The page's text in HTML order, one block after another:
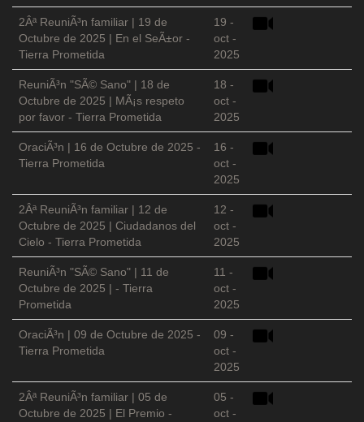
2Âª ReuniÃ³n familiar | 19 de
Octubre de 2025 | En el SeÃ±or -
Tierra Prometida
19 -
oct -
2025
ReuniÃ³n "SÃ© Sano" | 18 de
Octubre de 2025 | MÃ¡s respeto
por favor - Tierra Prometida
18 -
oct -
2025
OraciÃ³n | 16 de Octubre de 2025 -
Tierra Prometida
16 -
oct -
2025
2Âª ReuniÃ³n familiar | 12 de
Octubre de 2025 | Ciudadanos del
Cielo - Tierra Prometida
12 -
oct -
2025
ReuniÃ³n "SÃ© Sano" | 11 de
Octubre de 2025 | - Tierra
Prometida
11 -
oct -
2025
OraciÃ³n | 09 de Octubre de 2025 -
Tierra Prometida
09 -
oct -
2025
2Âª ReuniÃ³n familiar | 05 de
Octubre de 2025 | El Premio -
05 -
oct -